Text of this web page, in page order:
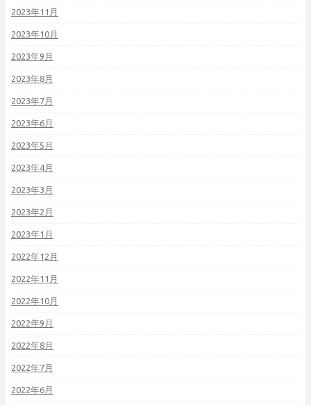
2023年11月
2023年10月
2023年9月
2023年8月
2023年7月
2023年6月
2023年5月
2023年4月
2023年3月
2023年2月
2023年1月
2022年12月
2022年11月
2022年10月
2022年9月
2022年8月
2022年7月
2022年6月